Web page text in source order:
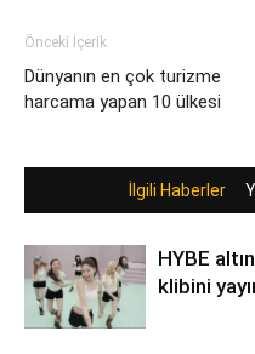
Önceki İçerik
Dünyanın en çok turizme
harcama yapan 10 ülkesi
İlgili Haberler
HYBE
klibini